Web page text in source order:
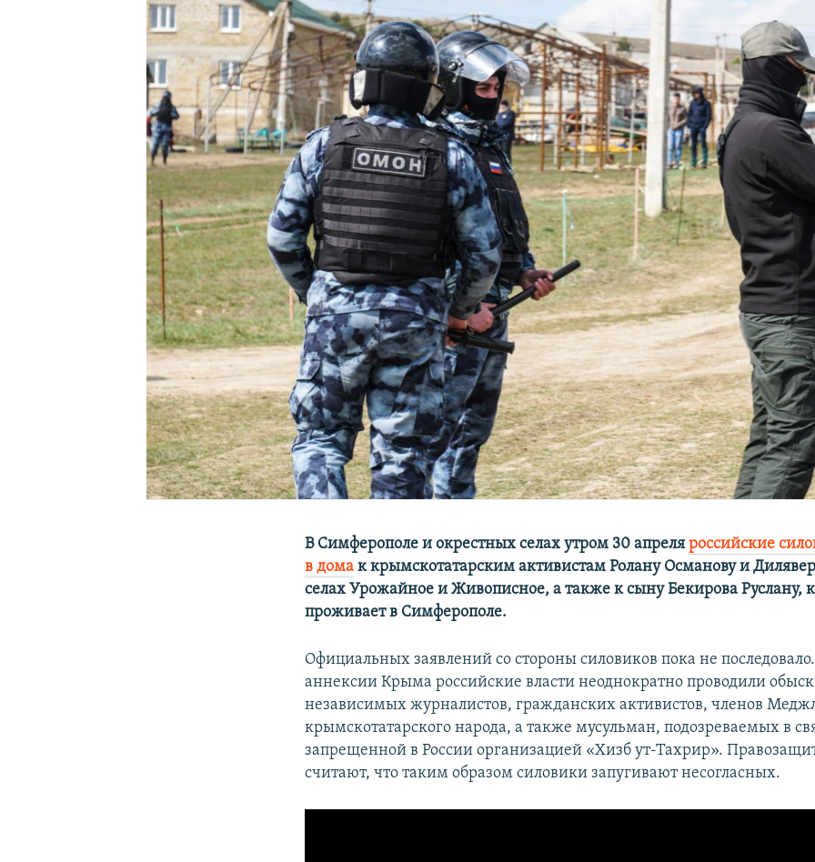
КРЫМ.НЕПОКОРЕННЫЙ
УКРАИНСКАЯ ПРОБЛЕМА КРЫМА
В Симферополе и окрестных селах утром 30 апреляроссийские
в дома к крымскотатарским активистам Ролану Османову и
селах Урожайное и Живописное, а также к сыну Бекирова Руслану,
проживает в Симферополе.
Официальных заявлений со стороны силовиков пока не
аннексии Крыма российские власти неоднократно проводили
независимых журналистов, гражданских активистов, членов
крымскотатарского народа, а также мусульман, подозреваемых в
запрещенной в России организацией «Хизб ут-Тахрир».
считают, что таким образом силовики запугивают несогласных.